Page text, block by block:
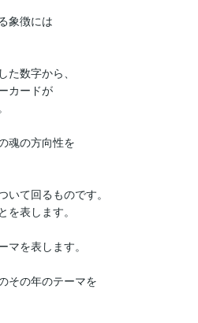
象徴には
数字から、
カードが
魂の方向性を
て回るものです。
表します。
を表します。
その年のテーマを